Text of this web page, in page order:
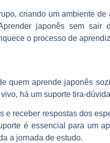
criando um ambiente
japonês sem sair
o processo de
quem aprende japonês
há um suporte tira-
e receber respostas dos
é essencial para um
a jornada de estudo.